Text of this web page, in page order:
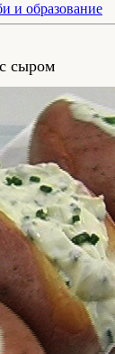
и образование
сыром